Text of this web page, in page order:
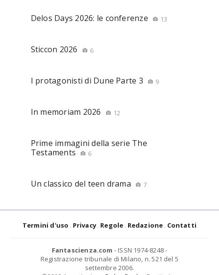
Delos Days 2026: le conferenze 13
Sticcon 2026 6
I protagonisti di Dune Parte 3 9
In memoriam 2026 12
Prime immagini della serie The
Testaments
6
Un classico del teen drama 7
Termini d'uso Privacy Regole Redazione Contatti
Fantascienza.com - ISSN 1974-8248 -
Registrazione tribunale di Milano, n. 521 del 5
settembre 2006.